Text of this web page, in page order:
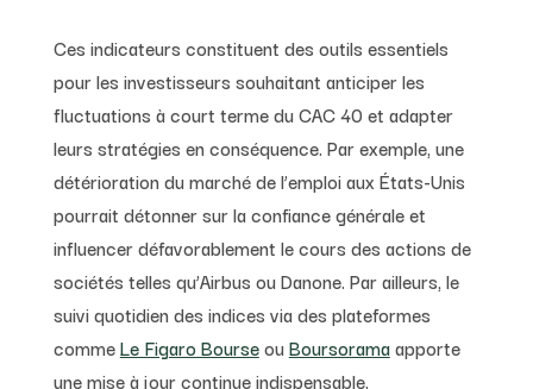
Ces indicateurs constituent des outils essentiels
pour les investisseurs souhaitant anticiper les
fluctuations à court terme du CAC 40 et adapter
leurs stratégies en conséquence. Par exemple, une
détérioration du marché de l’emploi aux États-Unis
pourrait détonner sur la confiance générale et
influencer défavorablement le cours des actions de
sociétés telles qu’Airbus ou Danone. Par ailleurs, le
suivi quotidien des indices via des plateformes
commeLe Figaro Bourseou Boursoramaapporte
une mise à jour continue indispensable.